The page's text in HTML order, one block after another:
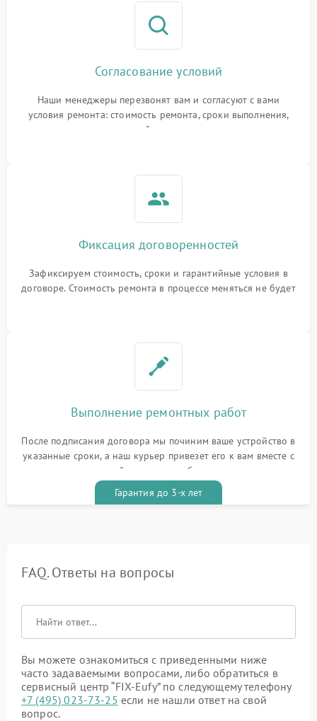
Согласование условий
Наши менеджеры перезвонят вам и согласуют с вами
условия ремонта: стоимость ремонта, сроки выполнения,
гарантийные условия
Фиксация договоренностей
Зафиксируем стоимость, сроки и гарантийные условия в
договоре. Стоимость ремонта в процессе меняться не будет
Выполнение ремонтных работ
После подписания договора мы починим ваше устройство в
указанные сроки, а наш курьер привезет его к вам вместе с
гарантийным талоном бесплатно
Гарантия до 3-х лет
FAQ. Ответы на вопросы
Вы можете ознакомиться с приведенными ниже
часто задаваемыми вопросами, либо обратиться в
сервисный центр “FIX-Eufy” по следующему телефону
+7 (495) 023-73-25 если не нашли ответ на свой
вопрос.